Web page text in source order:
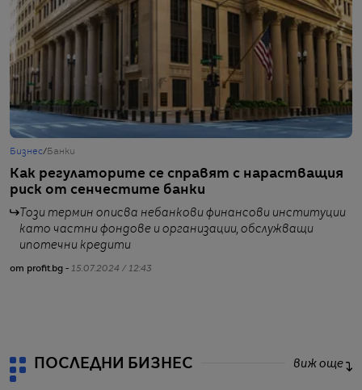
Бизнес/Банки
Как регулаторите се справят с нарастващия
риск от сенчестите банки
Този термин описва небанкови финансови институции
като частни фондове и организации, обслужващи
ипотечни кредити
от profit.bg - 15.07.2024 / 12:43
ПОСЛЕДНИ БИЗНЕС виж още